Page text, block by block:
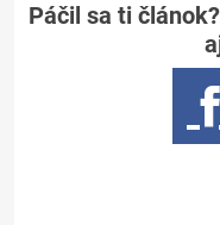
Páčil sa ti